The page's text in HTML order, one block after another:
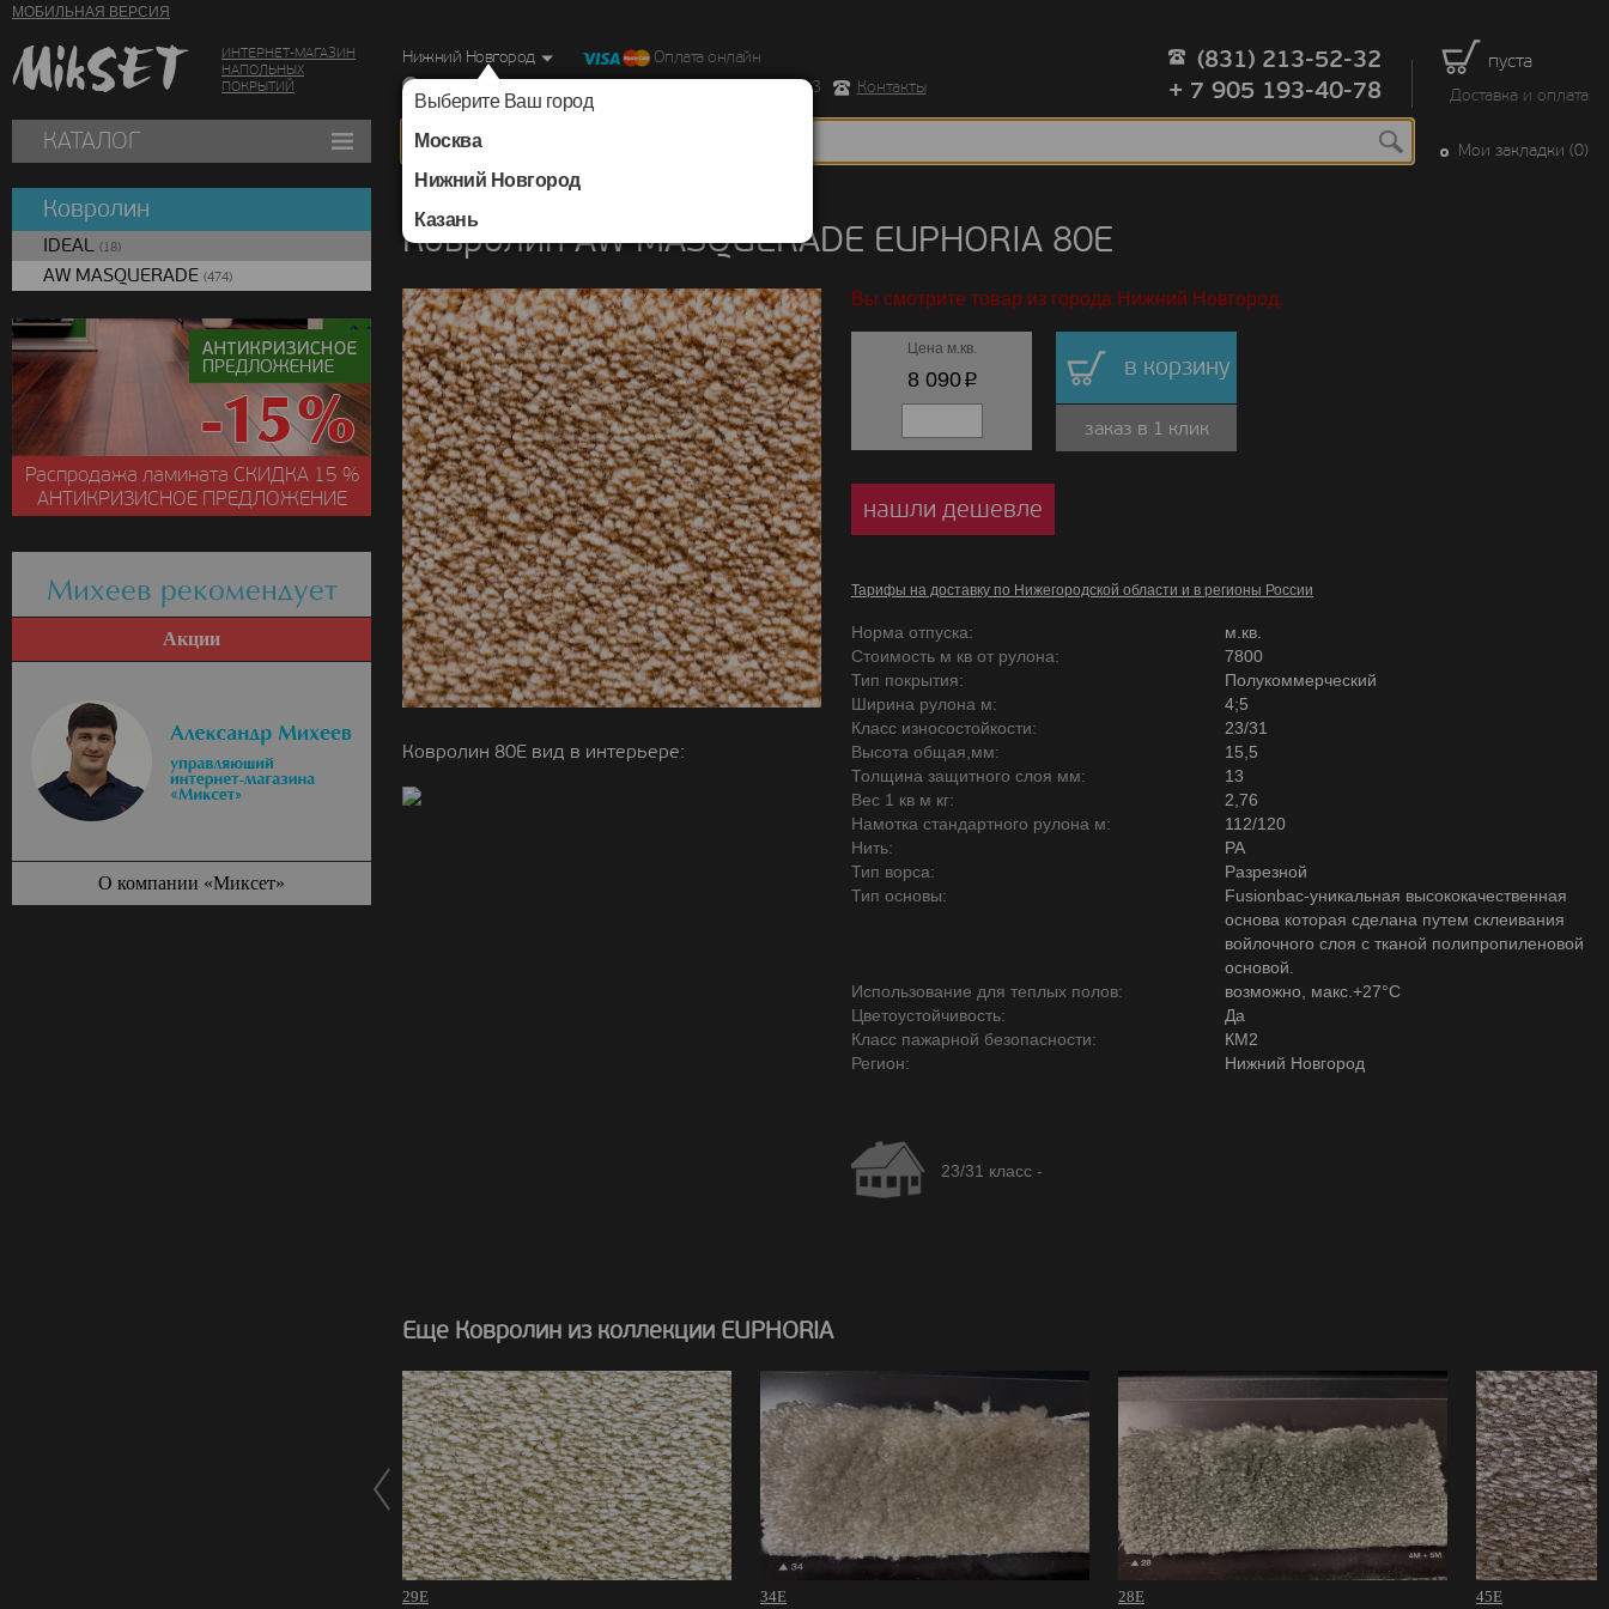
МОБИЛЬНАЯ ВЕРСИЯ
ИНТЕРНЕТ-МАГАЗИН
НАПОЛЬНЫХ
ПОКРЫТИЙ
пуста
Доставка и оплата
Нижний Новгород
Выберите Ваш город
Москва
Нижний Новгород
Казань
Оплата онлайн
г. Нижний Новгород, Ул. Республиканская д.43 корпус 3
Контакты
(831) 213-52-32
+ 7 905 193-40-78
КАТАЛОГ Мои закладки (0)
Ковролин AW MASQUERADE EUPHORIA 80E
Ковролин 80E вид в интерьере:
Вы смотрите товар из города Нижний Новгород.
Цена м.кв.
8 090p в корзину
заказ в 1 клик
нашли дешевле
Тарифы на доставку по Нижегородской области и в регионы России
Норма отпуска:
м.кв.
Стоимость м кв от рулона:
7800
Тип покрытия:
Полукоммерческий
Ширина рулона м:
4;5
Класс износостойкости:
23/31
Высота общая,мм:
15,5
Толщина защитного слоя мм:
13
Вес 1 кв м кг:
2,76
Намотка стандартного рулона м:
112/120
Нить:
PA
Тип ворса:
Разрезной
Тип основы:
Fusionbac-уникальная высококачественная
основа которая сделана путем склеивания
войлочного слоя с тканой полипропиленовой
основой.
Использование для теплых полов:
возможно, макс.+27°С
Цветоустойчивость:
Да
Класс пажарной безопасности:
КМ2
Регион:
Нижний Новгород
23/31 класс -
Еще Ковролин из коллекции EUPHORIA
29E 34E 28E 45E
Ковролин
IDEAL (18)
AW MASQUERADE (474)
Распродажа ламината СКИДКА15 %
АНТИКРИЗИСНОЕ ПРЕДЛОЖЕНИЕ
Михеев рекомендует
Акции
О компании «Миксет»